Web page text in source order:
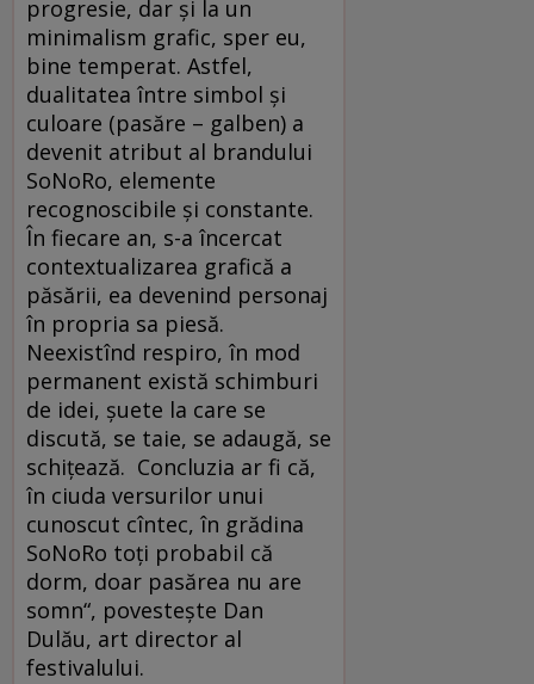
progresie, dar şi la un
minimalism grafic, sper eu,
bine temperat. Astfel,
dualitatea între simbol şi
culoare (pasăre – galben) a
devenit atribut al brandului
SoNoRo, elemente
recognoscibile şi constante.
În fiecare an, s-a încercat
contextualizarea grafică a
păsării, ea devenind personaj
în propria sa piesă.
Neexistînd respiro, în mod
permanent există schimburi
de idei, şuete la care se
discută, se taie, se adaugă, se
schiţează. Concluzia ar fi că,
în ciuda versurilor unui
cunoscut cîntec, în grădina
SoNoRo toţi probabil că
dorm, doar pasărea nu are
somn“, povesteşte Dan
Dulău, art director al
festivalului.